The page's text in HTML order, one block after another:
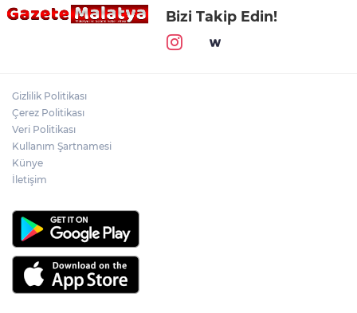
Bizi Takip Edin!
Gizlilik Politikası
Çerez Politikası
Veri Politikası
Kullanım Şartnamesi
Künye
İletişim